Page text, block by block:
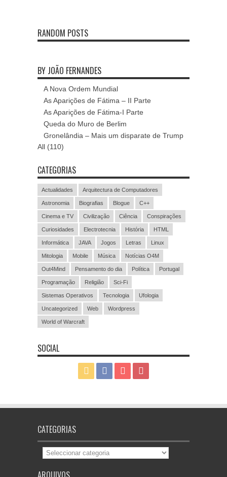
RANDOM POSTS
BY JOÃO FERNANDES
A Nova Ordem Mundial
As Aparições de Fátima – II Parte
As Aparições de Fátima-I Parte
Queda do Muro de Berlim
Gronelândia – Mais um disparate de Trump
All (110)
CATEGORIAS
Actualidades Arquitectura de Computadores
Astronomia Biografias Blogue C++
Cinema e TV Civilização Ciência Conspirações
Curiosidades Electrotecnia História HTML
Informática JAVA Jogos Letras Linux
Mitologia Mobile Música Notícias O4M
Out4Mind Pensamento do dia Política Portugal
Programação Religião Sci-Fi
Sistemas Operativos Tecnologia Ufologia
Uncategorized Web Wordpress
World of Warcraft
SOCIAL
CATEGORIAS
Categorias